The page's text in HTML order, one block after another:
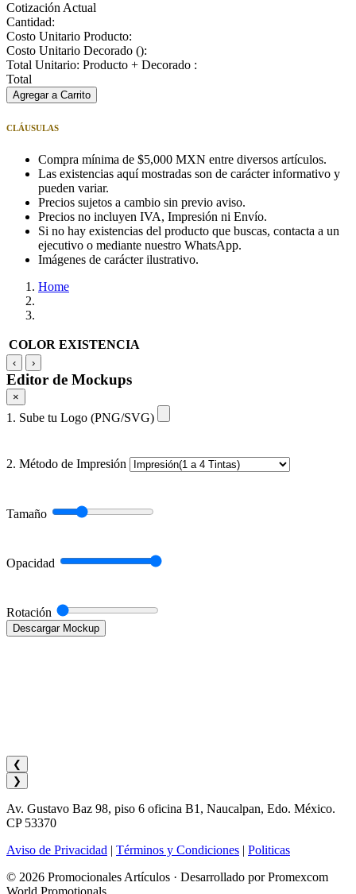
Cotización Actual
Cantidad:
Costo Unitario Producto:
Costo Unitario Decorado ():
Total Unitario: Producto + Decorado :
Total
Agregar a Carrito
CLÁUSULAS
Compra mínima de $5,000 MXN entre diversos artículos.
Las existencias aquí mostradas son de carácter informativo y
pueden variar.
Precios sujetos a cambio sin previo aviso.
Precios no incluyen IVA, Impresión ni Envío.
Si no hay existencias del producto que buscas, contacta a un
ejecutivo o mediante nuestro WhatsApp.
Imágenes de carácter ilustrativo.
Home
COLOR EXISTENCIA
‹ ›
Editor de Mockups
×
1. Sube tu Logo (PNG/SVG)
2. Método de Impresión
Tamaño
Opacidad
Rotación
Descargar Mockup
❮
❯
Av. Gustavo Baz 98, piso 6 oficina B1, Naucalpan, Edo. México.
CP 53370
Aviso de Privacidad | Términos y Condiciones | Politicas
© 2026 Promocionales Artículos · Desarrollado por Promexcom